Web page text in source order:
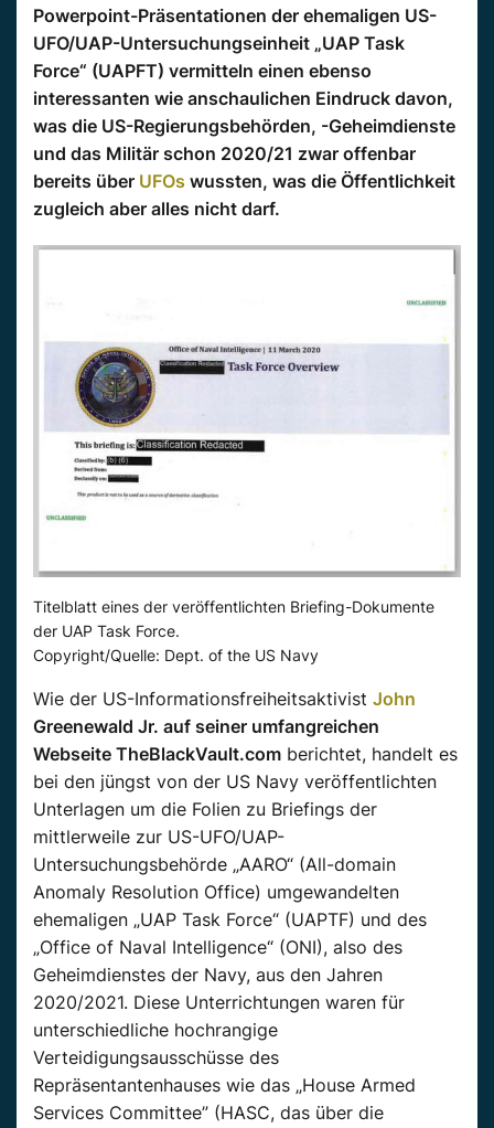
Powerpoint-Präsentationen der ehemaligen US-
UFO/UAP-Untersuchungseinheit „UAP Task
Force“ (UAPFT) vermitteln einen ebenso
interessanten wie anschaulichen Eindruck davon,
was die US-Regierungsbehörden, -Geheimdienste
und das Militär schon 2020/21 zwar offenbar
bereits über UFOs wussten, was die Öffentlichkeit
zugleich aber alles nicht darf.
Titelblatt eines der veröffentlichten Briefing-Dokumente
der UAP Task Force.
Copyright/Quelle: Dept. of the US Navy
Wie der US-Informationsfreiheitsaktivist John
Greenewald Jr. auf seiner umfangreichen
Webseite TheBlackVault.com berichtet, handelt es
bei den jüngst von der US Navy veröffentlichten
Unterlagen um die Folien zu Briefings der
mittlerweile zur US-UFO/UAP-
Untersuchungsbehörde „AARO“ (All-domain
Anomaly Resolution Office) umgewandelten
ehemaligen „UAP Task Force“ (UAPTF) und des
„Office of Naval Intelligence“ (ONI), also des
Geheimdienstes der Navy, aus den Jahren
2020/2021. Diese Unterrichtungen waren für
unterschiedliche hochrangige
Verteidigungsausschüsse des
Repräsentantenhauses wie das „House Armed
Services Committee” (HASC, das über die